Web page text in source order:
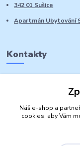
342 01 Sušice
Apartmán Ubytování
Kontakty
Náš e-shop a
cookies, aby Vám